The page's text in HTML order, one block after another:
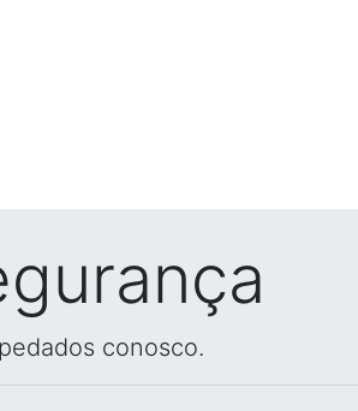
conosco.